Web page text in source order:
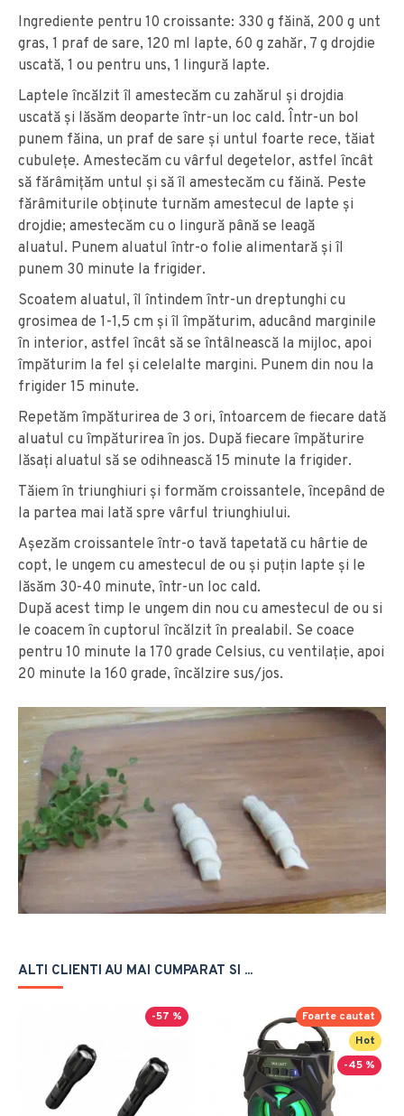
Ingrediente pentru 10 croissante: 330 g făină, 200 g unt
gras, 1 praf de sare, 120 ml lapte, 60 g zahăr, 7 g drojdie
uscată, 1 ou pentru uns, 1 lingură lapte.
Laptele încălzit îl amestecăm cu zahărul şi drojdia
uscată şi lăsăm deoparte într-un loc cald. Într-un bol
punem făina, un praf de sare şi untul foarte rece, tăiat
cubuleţe. Amestecăm cu vârful degetelor, astfel încât
să fărâmiţăm untul şi să îl amestecăm cu făină. Peste
fărâmiturile obţinute turnăm amestecul de lapte şi
drojdie; amestecăm cu o lingură până se leagă
aluatul. Punem aluatul într-o folie alimentară şi îl
punem 30 minute la frigider.
Scoatem aluatul, îl întindem într-un dreptunghi cu
grosimea de 1-1,5 cm şi îl împăturim, aducând marginile
în interior, astfel încât să se întâlnească la mijloc, apoi
împăturim la fel şi celelalte margini. Punem din nou la
frigider 15 minute.
Repetăm împăturirea de 3 ori, întoarcem de fiecare dată
aluatul cu împăturirea în jos. După fiecare împăturire
lăsaţi aluatul să se odihnească 15 minute la frigider.
Tăiem în triunghiuri şi formăm croissantele, începând de
la partea mai lată spre vârful triunghiului.
Așezăm croissantele într-o tavă tapetată cu hârtie de
copt, le ungem cu amestecul de ou şi puţin lapte şi le
lăsăm 30-40 minute, într-un loc cald.
După acest timp le ungem din nou cu amestecul de ou si
le coacem în cuptorul încălzit în prealabil. Se coace
pentru 10 minute la 170 grade Celsius, cu ventilaţie, apoi
20 minute la 160 grade, încălzire sus/jos.
ALTI CLIENTI AU MAI CUMPARAT SI ...
-57 %
Hot
Foarte cautat
-45 %